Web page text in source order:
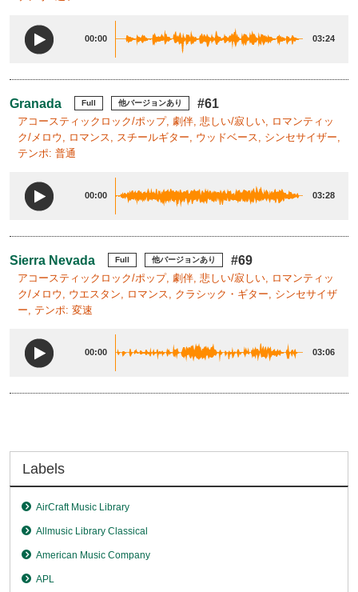
00:00 03:24
Granada Full 他バージョンあり #61
アコースティックロック/ポップ, 劇伴, 悲しい/寂しい, ロマンティッ
ク/メロウ, ロマンス, スチールギター, ウッドベース, シンセサイザー,
テンポ: 普通
00:00 03:28
Sierra Nevada Full 他バージョンあり #69
アコースティックロック/ポップ, 劇伴, 悲しい/寂しい, ロマンティッ
ク/メロウ, ウエスタン, ロマンス, クラシック・ギター, シンセサイザ
ー, テンポ: 変速
00:00 03:06
Labels
AirCraft Music Library
Allmusic Library Classical
American Music Company
APL